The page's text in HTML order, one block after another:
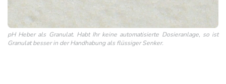
pH Heber als Granulat. Habt Ihr keine automatisierte Dosieranlage, so ist
Granulat besser in der Handhabung als flüssiger Senker.